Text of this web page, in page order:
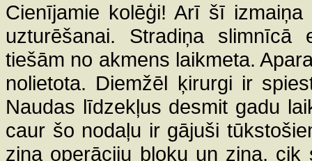
Cienījamie kolēģi! Arī šī
uzturēšanai. Stradiņa
tiešām no akmens laikmeta.
nolietota. Diemžēl ķirurgi ir
Naudas līdzekļus desmit gadu
caur šo nodaļu ir gājuši
zina operāciju bloku un zina,